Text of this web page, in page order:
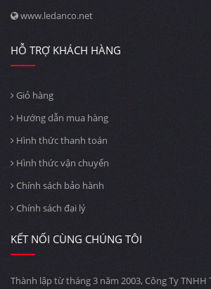
www.ledanco.net
HỖ TRỢ KHÁCH HÀNG
Giỏ hàng
Hướng dẫn mua hàng
Hình thức thanh toán
Hình thức vận chuyển
Chính sách bảo hành
Chính sách đại lý
KẾT NỐI CÙNG CHÚNG TÔI
Thành lập từ tháng 3 năm 2003, Công Ty TNHH